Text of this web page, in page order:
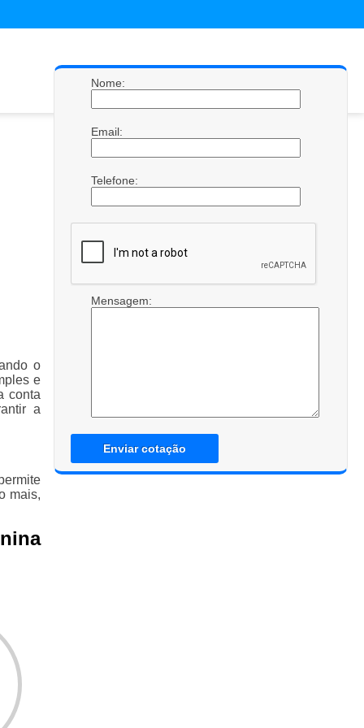
o
e
conta
a
mais,
Nome:
Email:
Telefone:
Mensagem:
Enviar cotação